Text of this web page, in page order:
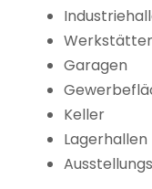
Garagen
Keller
Lagerhallen